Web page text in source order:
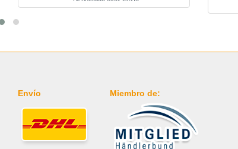
Envío Miembro de: